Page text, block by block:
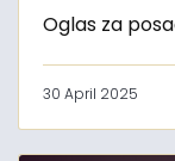
Oglas za
30 April 2025